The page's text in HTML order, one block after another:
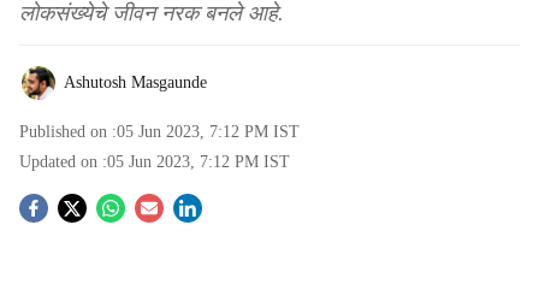
लोकसंख्येचे जीवन नरक बनले आहे.
Ashutosh Masgaunde
Published on :05 Jun 2023, 7:12 PM IST
Updated on :05 Jun 2023, 7:12 PM IST
S